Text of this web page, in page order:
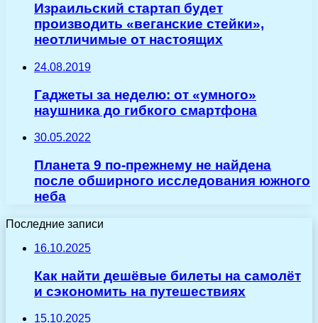
Израильский стартап будет
производить «веганские стейки»,
неотличимые от настоящих
24.08.2019
Гаджеты за неделю: от «умного»
наушника до гибкого смартфона
30.05.2022
Планета 9 по-прежнему не найдена
после обширного исследования южного
неба
Последние записи
16.10.2025
Как найти дешёвые билеты на самолёт
и сэкономить на путешествиях
15.10.2025